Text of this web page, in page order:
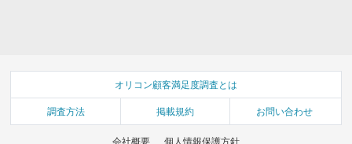
オリコン顧客満足度調査とは
調査方法 掲載規約 お問い合わせ
会社概要 個人情報保護方針